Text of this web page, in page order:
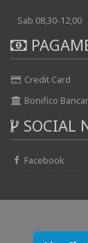
Sab 08,30-12,00
Credit Card
Bonifico
SOCIAL
Facebook